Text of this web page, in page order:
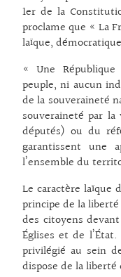
1er de la
proclame que « La
laïque,
« Une
peuple, ni aucun
de la souveraineté
souveraineté par
députés) ou du
garantissent une
l’ensemble du
Le caractère laïque
principe de la
des citoyens
Églises et de
privilégié au sein
dispose de la liberté